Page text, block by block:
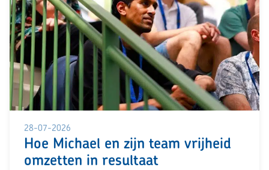
28-07-2026
Hoe Michael en zijn team vrijheid
omzetten in resultaat